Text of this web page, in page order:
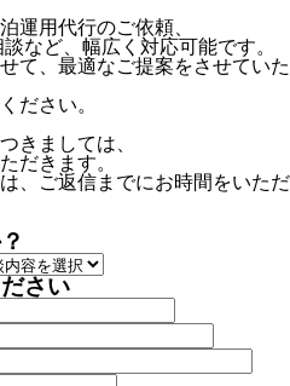
運用代行のご依頼、
など、幅広く対応可能です。
て、最適なご提案をさせていた
ださい。
きましては、
だきます。
、ご返信までにお時間をいただ
さい